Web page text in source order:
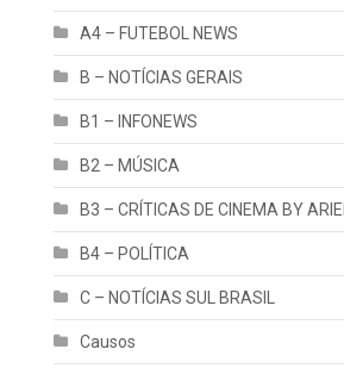
A4 – FUTEBOL NEWS
B – NOTÍCIAS GERAIS
B1 – INFONEWS
B2 – MÚSICA
B3 – CRÍTICAS DE CINEMA BY ARIEL
B4 – POLÍTICA
C – NOTÍCIAS SUL BRASIL
Causos